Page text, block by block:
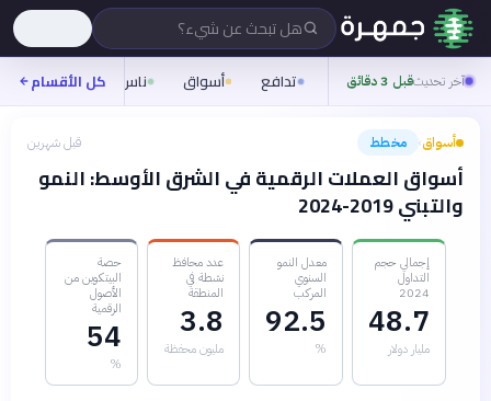
هل تبحث عن شيء؟
آخر تحديثقبل 3 دقائق تدافع أسواق ناس روح
كل الأقسام
أسواق› مخطط قبل شهرين
أسواق العملات الرقمية في الشرق الأوسط: النمو
والتبني 2019-2024
إجمالي حجم
التداول
2024
48.7
مليار دولار
معدل النمو
السنوي
المركب
92.5
%
عدد محافظ
نشطة في
المنطقة
3.8
مليون محفظة
حصة
البيتكوين من
الأصول
الرقمية
54
%